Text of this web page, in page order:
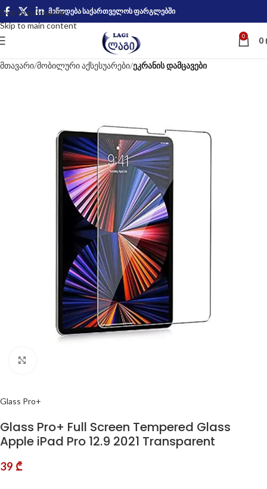
Skip to navigation
Skip to main content
მიწოდება საქართველოს ფარგლებში
0 0
მთავარი მობილური აქსესუარები ეკრანის დამცავები
Glass Pro+
Glass Pro+ Full Screen Tempered Glass
Apple iPad Pro 12.9 2021 Transparent
39 ₾